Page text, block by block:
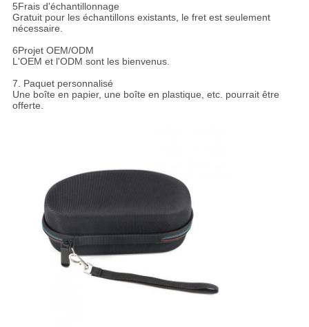
5Frais d'échantillonnage
Gratuit pour les échantillons existants, le fret est seulement
nécessaire.
6Projet OEM/ODM
L'OEM et l'ODM sont les bienvenus.
7. Paquet personnalisé
Une boîte en papier, une boîte en plastique, etc. pourrait être
offerte.